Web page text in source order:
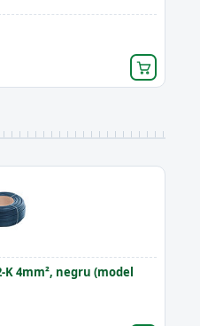
K 4mm², negru (model